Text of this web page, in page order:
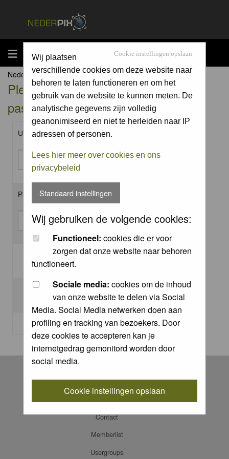
MENU Cookie instellingen opslaan
Wij plaatsen
verschillende cookies om deze website naar
behoren te laten functioneren en om het
gebruik van de website te kunnen meten. De
analytische gegevens zijn volledig
geanonimiseerd en niet te herleiden naar IP
adressen of personen.
Lees hier meer over cookies en ons
privacybeleid
Standaard instellingen
Wij gebruiken de volgende cookies:
Functioneel: cookies die er voor
zorgen dat onze website naar behoren
functioneert.
Sociale media: cookies om de inhoud
van onze website te delen via Social
Media. Social Media netwerken doen aan
profiling en tracking van bezoekers. Door
deze cookies te accepteren kan je
internetgedrag gemonitord worden door
social media.
Cookie instellingen opslaan
Nederpix.nl Forum Index
Please enter your username and
password to log in.
Username:
Password:
Log me on automatically each visit:
I forgot my password
Log in
Contact
Memberlist
Usergroups